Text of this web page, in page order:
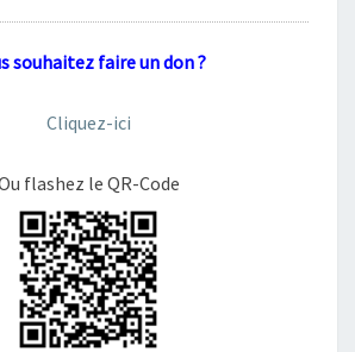
souhaitez faire un don ?
Cliquez-ici
flashez le QR-Code